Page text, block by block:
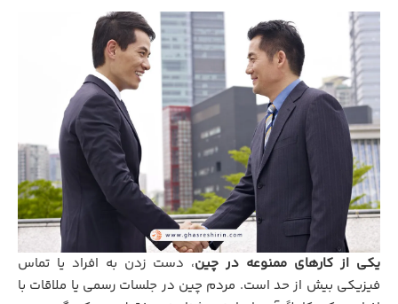
یکی از کارهای ممنوعه در چین، دست زدن به افراد یا تماس
فیزیکی بیش ‌از حد است. مردم چین در جلسات رسمی یا ملاقات با